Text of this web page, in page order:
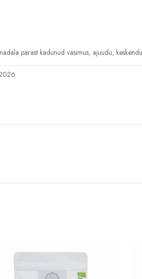
pärast kadunud väsimus, ajuudu,